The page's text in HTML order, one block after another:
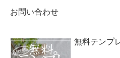
お問い合わせ
無料テンプ